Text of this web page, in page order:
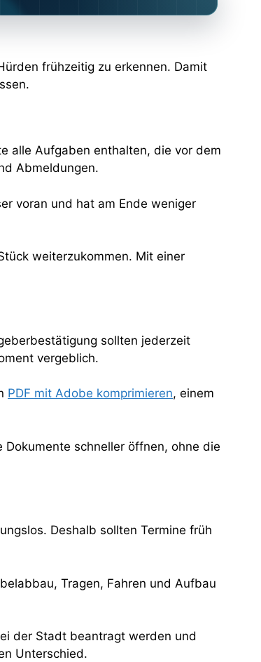
frühzeitig zu erkennen. Damit
alle Aufgaben enthalten, die vor dem
Abmeldungen.
voran und hat am Ende weniger
weiterzukommen. Mit einer
sollten jederzeit
vergeblich.
PDF mit Adobe komprimieren, einem
schneller öffnen, ohne die
Deshalb sollten Termine früh
Tragen, Fahren und Aufbau
der Stadt beantragt werden und
Unterschied.